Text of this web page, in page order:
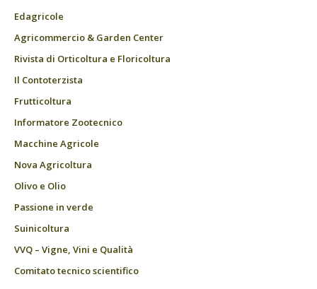
Edagricole
Agricommercio & Garden Center
Rivista di Orticoltura e Floricoltura
Il Contoterzista
Frutticoltura
Informatore Zootecnico
Macchine Agricole
Nova Agricoltura
Olivo e Olio
Passione in verde
Suinicoltura
VVQ – Vigne, Vini e Qualità
Comitato tecnico scientifico